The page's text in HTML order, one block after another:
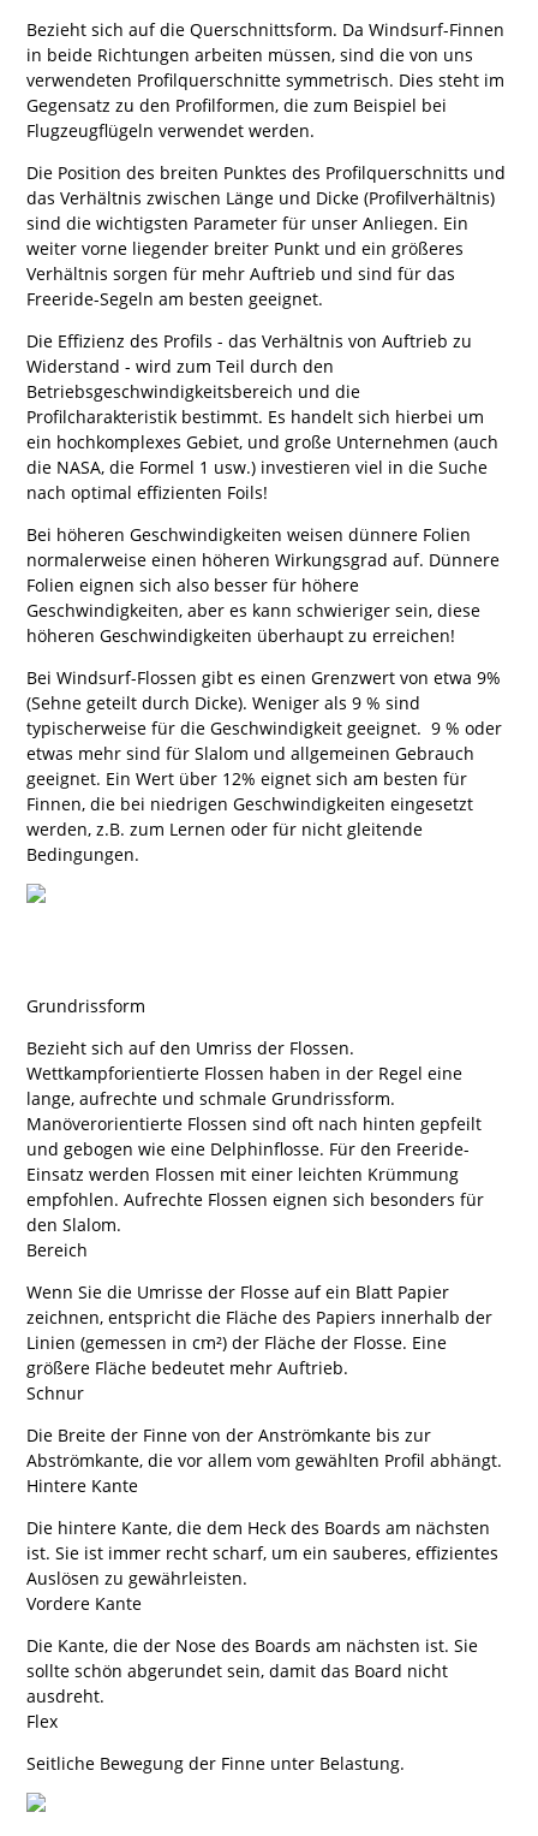
Bezieht sich auf die Querschnittsform. Da Windsurf-Finnen
in beide Richtungen arbeiten müssen, sind die von uns
verwendeten Profilquerschnitte symmetrisch. Dies steht im
Gegensatz zu den Profilformen, die zum Beispiel bei
Flugzeugflügeln verwendet werden.
Die Position des breiten Punktes des Profilquerschnitts und
das Verhältnis zwischen Länge und Dicke (Profilverhältnis)
sind die wichtigsten Parameter für unser Anliegen. Ein
weiter vorne liegender breiter Punkt und ein größeres
Verhältnis sorgen für mehr Auftrieb und sind für das
Freeride-Segeln am besten geeignet.
Die Effizienz des Profils - das Verhältnis von Auftrieb zu
Widerstand - wird zum Teil durch den
Betriebsgeschwindigkeitsbereich und die
Profilcharakteristik bestimmt. Es handelt sich hierbei um
ein hochkomplexes Gebiet, und große Unternehmen (auch
die NASA, die Formel 1 usw.) investieren viel in die Suche
nach optimal effizienten Foils!
Bei höheren Geschwindigkeiten weisen dünnere Folien
normalerweise einen höheren Wirkungsgrad auf. Dünnere
Folien eignen sich also besser für höhere
Geschwindigkeiten, aber es kann schwieriger sein, diese
höheren Geschwindigkeiten überhaupt zu erreichen!
Bei Windsurf-Flossen gibt es einen Grenzwert von etwa 9%
(Sehne geteilt durch Dicke). Weniger als 9 % sind
typischerweise für die Geschwindigkeit geeignet. 9 % oder
etwas mehr sind für Slalom und allgemeinen Gebrauch
geeignet. Ein Wert über 12% eignet sich am besten für
Finnen, die bei niedrigen Geschwindigkeiten eingesetzt
werden, z.B. zum Lernen oder für nicht gleitende
Bedingungen.
Grundrissform
Bezieht sich auf den Umriss der Flossen.
Wettkampforientierte Flossen haben in der Regel eine
lange, aufrechte und schmale Grundrissform.
Manöverorientierte Flossen sind oft nach hinten gepfeilt
und gebogen wie eine Delphinflosse. Für den Freeride-
Einsatz werden Flossen mit einer leichten Krümmung
empfohlen. Aufrechte Flossen eignen sich besonders für
den Slalom.
Bereich
Wenn Sie die Umrisse der Flosse auf ein Blatt Papier
zeichnen, entspricht die Fläche des Papiers innerhalb der
Linien (gemessen in cm²) der Fläche der Flosse. Eine
größere Fläche bedeutet mehr Auftrieb.
Schnur
Die Breite der Finne von der Anströmkante bis zur
Abströmkante, die vor allem vom gewählten Profil abhängt.
Hintere Kante
Die hintere Kante, die dem Heck des Boards am nächsten
ist. Sie ist immer recht scharf, um ein sauberes, effizientes
Auslösen zu gewährleisten.
Vordere Kante
Die Kante, die der Nose des Boards am nächsten ist. Sie
sollte schön abgerundet sein, damit das Board nicht
ausdreht.
Flex
Seitliche Bewegung der Finne unter Belastung.